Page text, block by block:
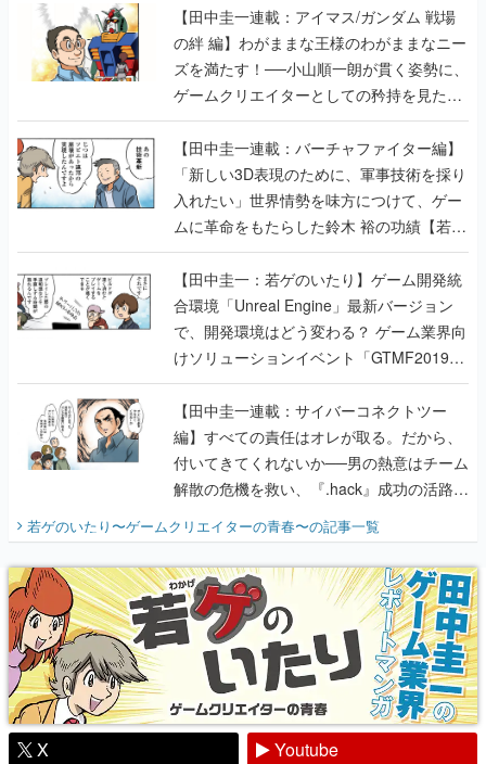
【田中圭一連載：アイマス/ガンダム 戦場
の絆 編】わがままな王様のわがままなニー
ズを満たす！──小山順一朗が貫く姿勢に、
ゲームクリエイターとしての矜持を見た
【若ゲのいたり最終回】
【田中圭一連載：バーチャファイター編】
「新しい3D表現のために、軍事技術を採り
入れたい」世界情勢を味方につけて、ゲー
ムに革命をもたらした鈴木 裕の功績【若ゲ
のいたり】
【田中圭一：若ゲのいたり】ゲーム開発統
合環境「Unreal Engine」最新バージョン
で、開発環境はどう変わる？ ゲーム業界向
けソリューションイベント「GTMF2019」
に行って、より理解を深めよう【PR】
【田中圭一連載：サイバーコネクトツー
編】すべての責任はオレが取る。だから、
付いてきてくれないか──男の熱意はチーム
解散の危機を救い、『.hack』成功の活路を
開く。業界の快男児・松山 洋に流れる血は
『少年ジャンプ』色だった【若ゲのいた
り】
若ゲのいたり〜ゲームクリエイターの青春〜の記事一覧
X
Youtube